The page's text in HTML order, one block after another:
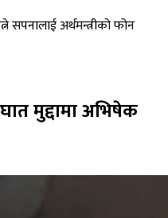
मुद्दामा अभिषेक